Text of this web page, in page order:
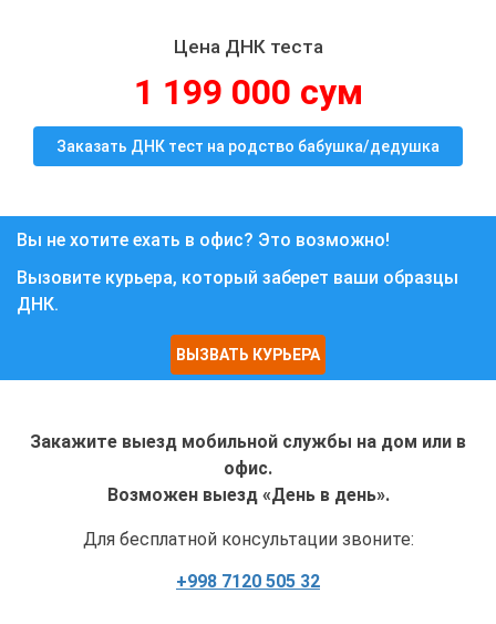
Цена ДНК теста
1 199 000 сум
Заказать ДНК тест на родство бабушка/дедушка
Вы не хотите ехать в офис? Это возможно!
Вызовите курьера, который заберет ваши образцы
ДНК.
ВЫЗВАТЬ КУРЬЕРА
Закажите выезд мобильной службы на дом или в
офис.
Возможен выезд «День в день».
Для бесплатной консультации звоните:
+998 7120 505 32